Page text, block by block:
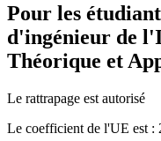
Pour les
d'ingénieur de
Théorique et
Le rattrapage est autorisé
Le coefficient de l'UE est :